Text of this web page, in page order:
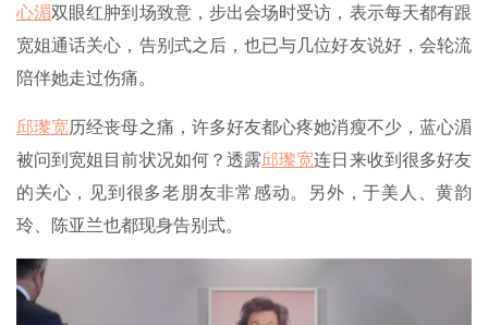
心湄双眼红肿到场致意，步出会场时受访，表示每天都有跟
宽姐通话关心，告别式之后，也已与几位好友说好，会轮流
陪伴她走过伤痛。
邱瓈宽历经丧母之痛，许多好友都心疼她消瘦不少，蓝心湄
被问到宽姐目前状况如何？透露邱瓈宽连日来收到很多好友
的关心，见到很多老朋友非常感动。另外，于美人、黄韵
玲、陈亚兰也都现身告别式。